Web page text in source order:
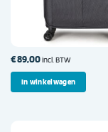
€89,00incl. BTW
In winkelwagen